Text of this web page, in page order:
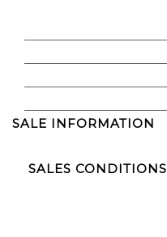
SALE INFORMATION
SALES CONDITIONS